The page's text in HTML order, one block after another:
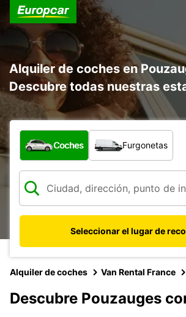
Alquiler de coches en
Descubre todas nuestras
¿Qué tipo de vehículo?
Coches Furgonetas
Seleccionar el lugar de
Alquiler de coches Van Rental France
Descubre Pouzauges